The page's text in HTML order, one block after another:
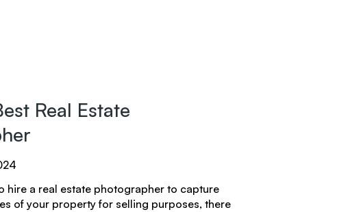
Real Estate
hire a real estate photographer to capture
of your property for selling purposes, there